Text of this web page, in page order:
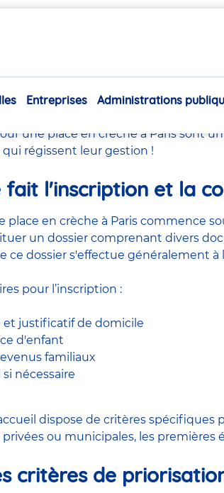
Entreprises Administrations
une place en crèche à Paris sont
régissent leur gestion !
fait l'inscription et la
place en crèche à Paris commence
un dossier comprenant divers
ce dossier s'effectue généralement
pour l’inscription :
et justificatif de domicile
d'enfant
familiaux
nécessaire
dispose de critères spécifiques
privées ou municipales, les premières
critères de